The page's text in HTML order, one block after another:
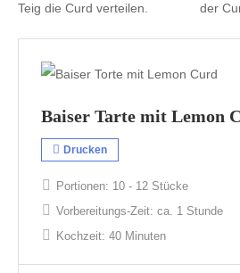
Teig die Curd verteilen.
der
Baiser Tarte mit Lemon
Drucken
Portionen: 10 - 12 Stücke
Vorbereitungs-Zeit: ca. 1 Stunde
Kochzeit: 40 Minuten